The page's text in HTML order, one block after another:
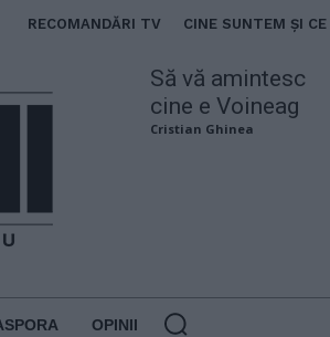
RECOMANDĂRI TV CINE SUNTEM ȘI CE
Să vă amintesc
cine e Voineag
Cristian Ghinea
OPINII